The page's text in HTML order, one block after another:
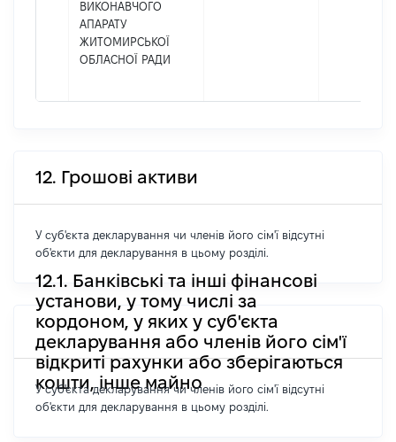
ВИКОНАВЧОГО
АПАРАТУ
ЖИТОМИРСЬКОЇ
ОБЛАСНОЇ РАДИ
12. Грошові активи
У суб'єкта декларування чи членів його сім'ї відсутні
об'єкти для декларування в цьому розділі.
12.1. Банківські та інші фінансові
установи, у тому числі за
кордоном, у яких у суб'єкта
декларування або членів його сім'ї
відкриті рахунки або зберігаються
кошти, інше майно
У суб'єкта декларування чи членів його сім'ї відсутні
об'єкти для декларування в цьому розділі.